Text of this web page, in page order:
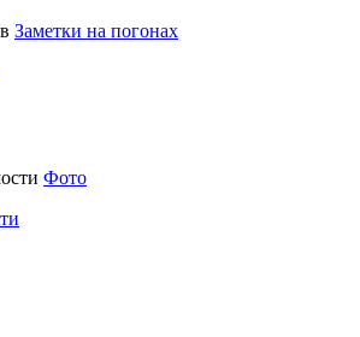
Заметки на погонах
Фото